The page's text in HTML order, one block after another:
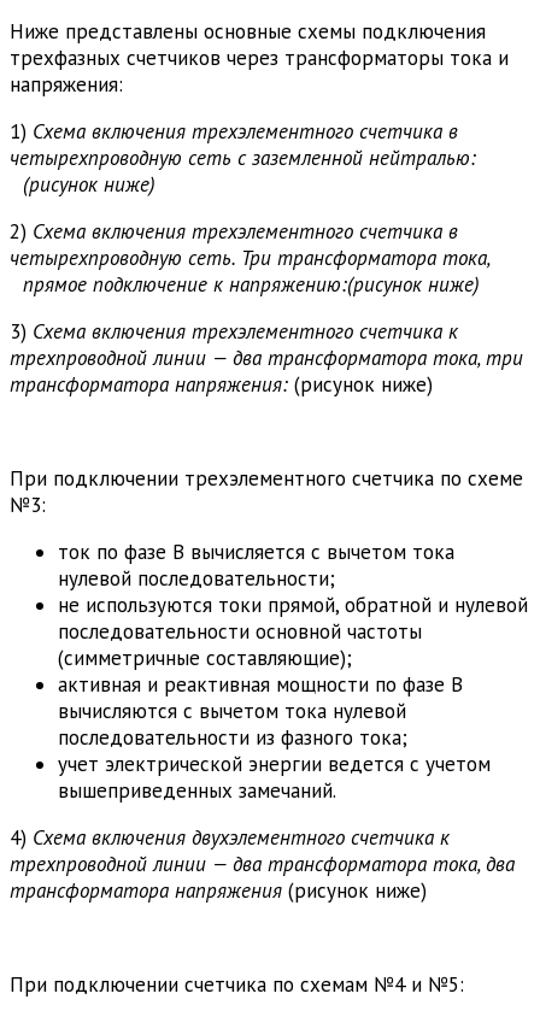
Ниже представлены основные схемы подключения
трехфазных счетчиков через трансформаторы тока и
напряжения:
1) Схема включения трехэлементного счетчика в
четырехпроводную сеть с заземленной нейтралью:
(рисунок ниже)
2) Схема включения трехэлементного счетчика в
четырехпроводную сеть. Три трансформатора тока,
прямое подключение к напряжению:(рисунок ниже)
3) Схема включения трехэлементного счетчика к
трехпроводной линии — два трансформатора тока, три
трансформатора напряжения: (рисунок ниже)
При подключении трехэлементного счетчика по схеме
№3:
ток по фазе В вычисляется с вычетом тока
нулевой последовательности;
не используются токи прямой, обратной и нулевой
последовательности основной частоты
(симметричные составляющие);
активная и реактивная мощности по фазе В
вычисляются с вычетом тока нулевой
последовательности из фазного тока;
учет электрической энергии ведется с учетом
вышеприведенных замечаний.
4) Схема включения двухэлементного счетчика к
трехпроводной линии — два трансформатора тока, два
трансформатора напряжения (рисунок ниже)
При подключении счетчика по схемам №4 и №5: